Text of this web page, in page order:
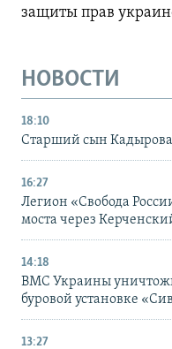
защиты прав
НОВОСТИ
18:10
Старший сын Кадырова
16:27
Легион «Свобода
моста через
14:18
ВМС Украины
буровой установке
13:27